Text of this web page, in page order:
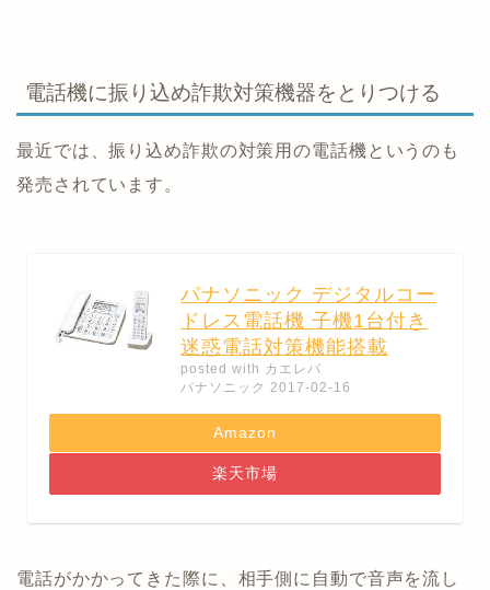
電話機に振り込め詐欺対策機器をとりつける
最近では、振り込め詐欺の対策用の電話機というのも
発売されています。
パナソニック デジタルコー
ドレス電話機 子機1台付き
迷惑電話対策機能搭載
posted with カエレバ
パナソニック 2017-02-16
Amazon
楽天市場
電話がかかってきた際に、相手側に自動で音声を流し